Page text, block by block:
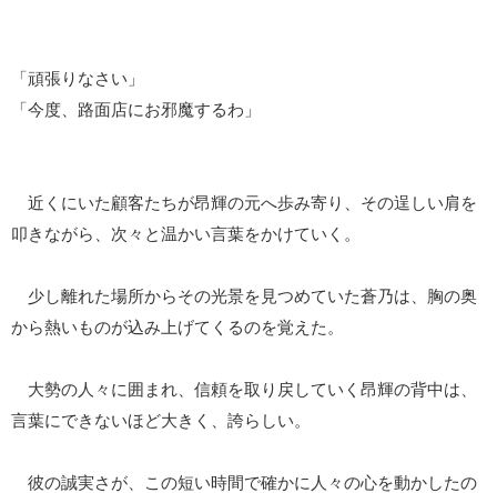
「頑張りなさい」
「今度、路面店にお邪魔するわ」
近くにいた顧客たちが昂輝の元へ歩み寄り、その逞しい肩を
叩きながら、次々と温かい言葉をかけていく。
少し離れた場所からその光景を見つめていた蒼乃は、胸の奥
から熱いものが込み上げてくるのを覚えた。
大勢の人々に囲まれ、信頼を取り戻していく昂輝の背中は、
言葉にできないほど大きく、誇らしい。
彼の誠実さが、この短い時間で確かに人々の心を動かしたの